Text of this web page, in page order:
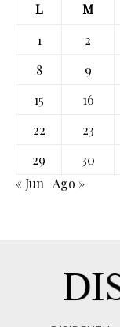
L
M
1
2
8
9
15
16
22
23
29
30
« Jun Ago »